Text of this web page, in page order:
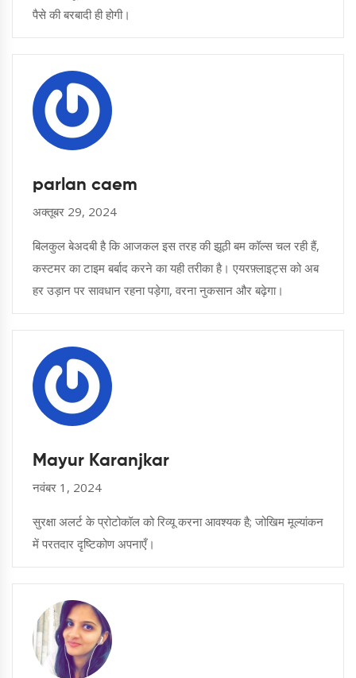
पैसे की बरबादी ही होगी।
parlan caem
अक्तूबर 29, 2024
बिलकुल बेअदबी है कि आजकल इस तरह की झूठी बम कॉल्स चल रही हैं,
कस्टमर का टाइम बर्बाद करने का यही तरीका है। एयरफ़्लाइट्स को अब
हर उड़ान पर सावधान रहना पड़ेगा, वरना नुकसान और बढ़ेगा।
Mayur Karanjkar
नवंबर 1, 2024
सुरक्षा अलर्ट के प्रोटोकॉल को रिव्यू करना आवश्यक है; जोखिम मूल्यांकन
में परतदार दृष्टिकोण अपनाएँ।